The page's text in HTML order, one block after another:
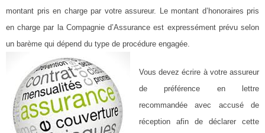
montant pris en charge par votre assureur. Le montant d’honoraires pris
en charge par la Compagnie d’Assurance est expressément prévu selon
un barème qui dépend du type de procédure engagée.
Vous devez écrire à votre assureur
de préférence en lettre
recommandée avec accusé de
réception afin de déclarer cette